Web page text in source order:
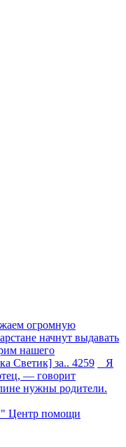
огромную
начнут выдавать
нашего
Светик] за.. 4259
Я
— говорит
нужны родители.
Центр помощи